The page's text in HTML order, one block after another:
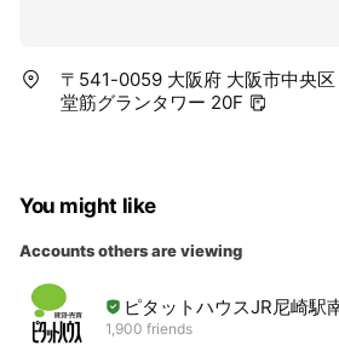
〒541-0059 大阪府 大阪市中央
堂筋グランタワー 20F
You might like
Accounts others are viewing
ピタットハウスJR尼崎駅
1,900 friends